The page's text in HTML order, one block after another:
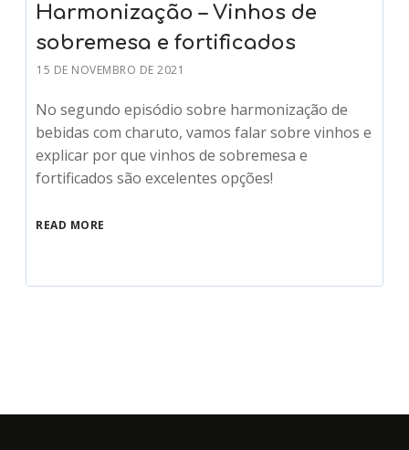
Harmonização – Vinhos de
sobremesa e fortificados
15 DE NOVEMBRO DE 2021
No segundo episódio sobre harmonização de
bebidas com charuto, vamos falar sobre vinhos e
explicar por que vinhos de sobremesa e
fortificados são excelentes opções!
READ MORE